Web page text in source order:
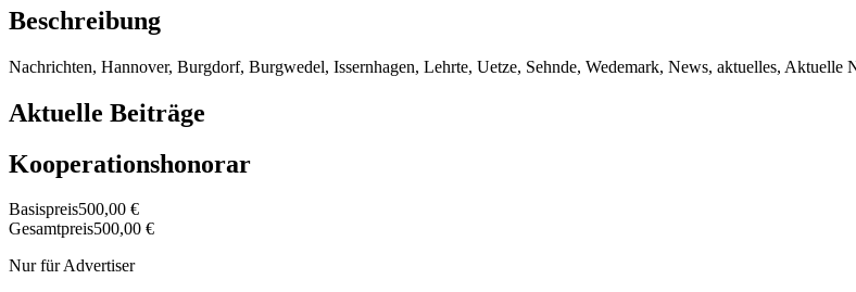
Beschreibung
Nachrichten, Hannover, Burgdorf, Burgwedel, Issernhagen, Lehrte, Uetze, Sehnde, Wedemark, News, aktuelles, Aktuelle
Aktuelle Beiträge
Kooperationshonorar
Basispreis500,00 €
Gesamtpreis500,00 €
Nur für Advertiser